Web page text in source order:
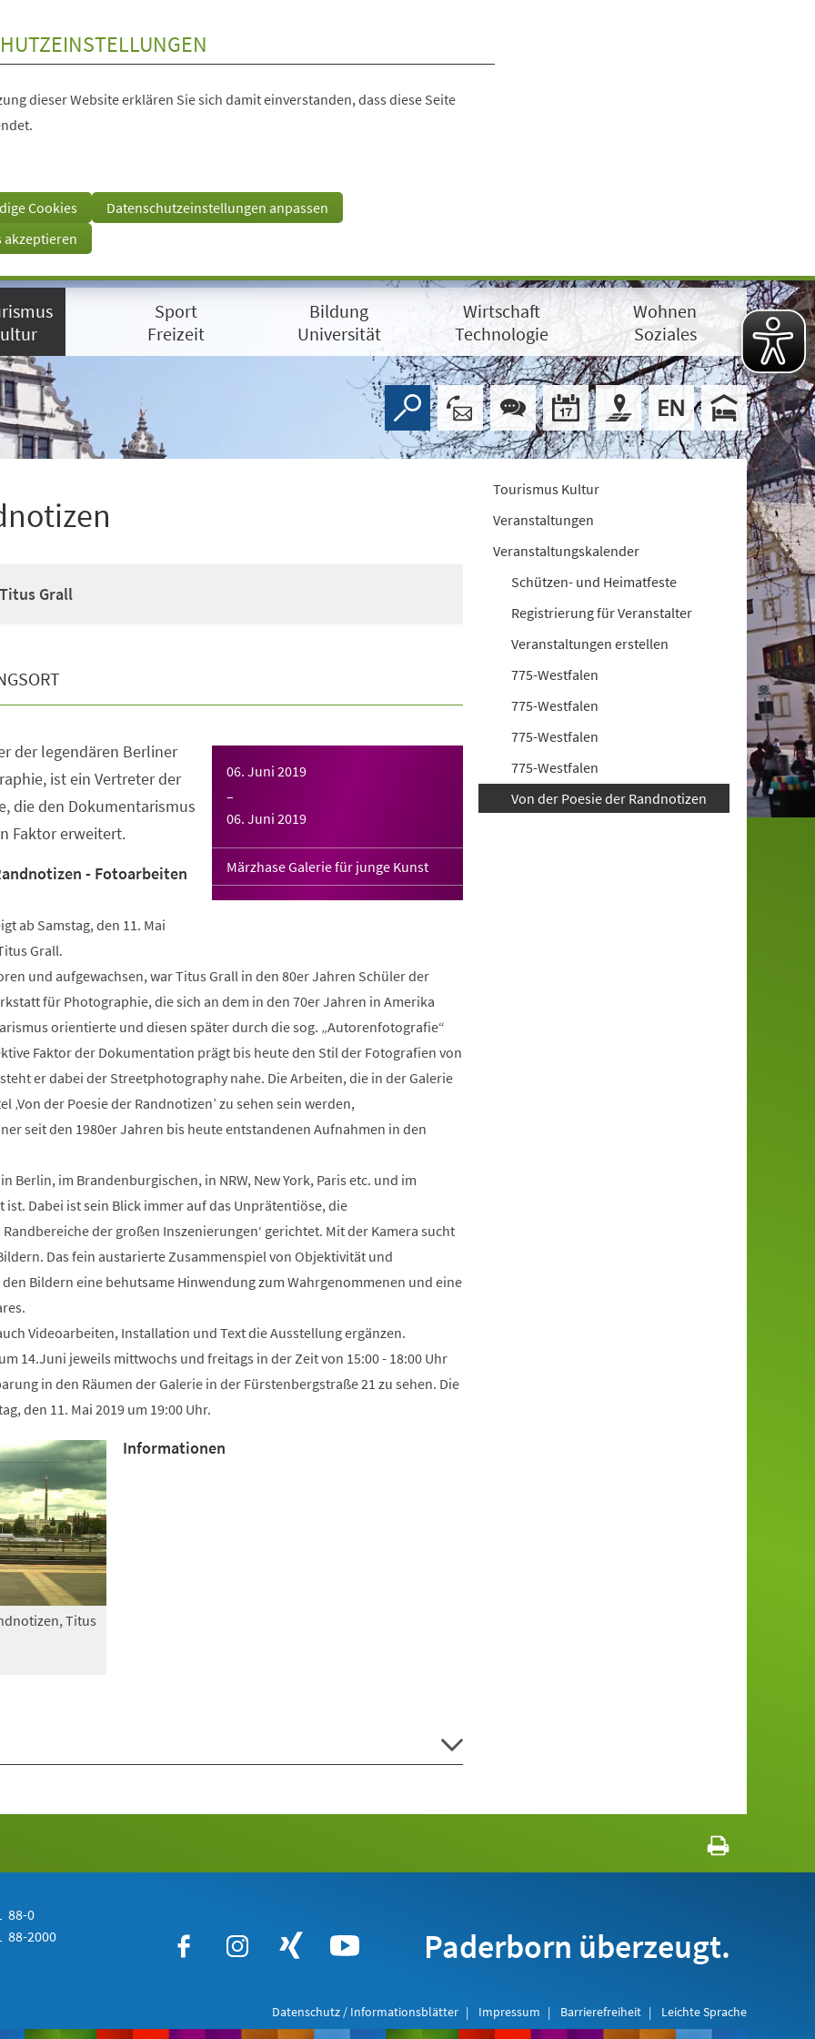
dieser Website erklären Sie sich damit einverstanden, dass diese Seite
Cookies
Datenschutzeinstellungen anpassen
akzeptieren
Sport
Freizeit
Bildung
Universität
Wirtschaft
Technologie
Wohnen
Soziales
Grall
06. Juni 2019
–
06. Juni 2019
Märzhase Galerie für junge Kunst
der legendären Berliner
ist ein Vertreter der
die den Dokumentarismus
Faktor erweitert.
- Fotoarbeiten
ab Samstag, den 11. Mai
Grall.
und aufgewachsen, war Titus Grall in den 80er Jahren Schüler der
für Photographie, die sich an dem in den 70er Jahren in Amerika
orientierte und diesen später durch die sog. „Autorenfotografie“
Faktor der Dokumentation prägt bis heute den Stil der Fotografien von
er dabei der Streetphotography nahe. Die Arbeiten, die in der Galerie
‚Von der Poesie der Randnotizen’ zu sehen sein werden,
seit den 1980er Jahren bis heute entstandenen Aufnahmen in den
Berlin, im Brandenburgischen, in NRW, New York, Paris etc. und im
ist. Dabei ist sein Blick immer auf das Unprätentiöse, die
Randbereiche der großen Inszenierungen‘ gerichtet. Mit der Kamera sucht
Das fein austarierte Zusammenspiel von Objektivität und
Bildern eine behutsame Hinwendung zum Wahrgenommenen und eine
Videoarbeiten, Installation und Text die Ausstellung ergänzen.
14.Juni jeweils mittwochs und freitags in der Zeit von 15:00 - 18:00 Uhr
in den Räumen der Galerie in der Fürstenbergstraße 21 zu sehen. Die
den 11. Mai 2019 um 19:00 Uhr.
Titus
Informationen
Tourismus Kultur
Veranstaltungen
Veranstaltungskalender
Schützen- und Heimatfeste
Registrierung für Veranstalter
Veranstaltungen erstellen
775-Westfalen
775-Westfalen
775-Westfalen
775-Westfalen
Von der Poesie der Randnotizen
88-0
88-2000 Paderborn überzeugt.
Datenschutz / Informationsblätter Impressum Barrierefreiheit Leichte Sprache